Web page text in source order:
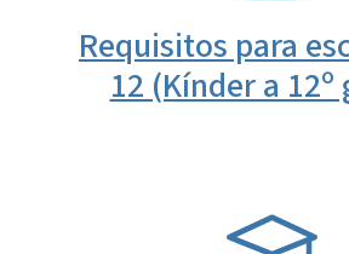
Requisitos para
12 (Kínder a 12º